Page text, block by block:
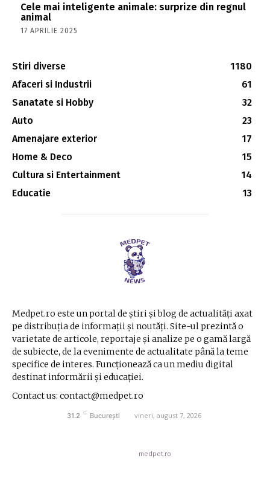
Cele mai inteligente animale: surprize din regnul
animal
17 APRILIE 2025
Stiri diverse
1180
Afaceri si Industrii
61
Sanatate si Hobby
32
Auto
23
Amenajare exterior
17
Home & Deco
15
Cultura si Entertainment
14
Educatie
13
Medpet.ro este un portal de știri și blog de actualități axat
pe distribuția de informații și noutăți. Site-ul prezintă o
varietate de articole, reportaje și analize pe o gamă largă
de subiecte, de la evenimente de actualitate până la teme
specifice de interes. Funcționează ca un mediu digital
destinat informării și educației.
Contact us: contact@medpet.ro
31.2 C București vineri, august 7, 2026
medpet.ro